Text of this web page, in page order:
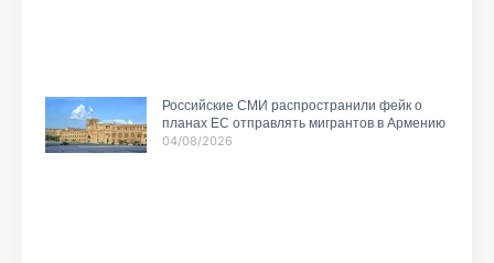
Российские СМИ распространили фейк о
планах ЕС отправлять мигрантов в Армению
04/08/2026